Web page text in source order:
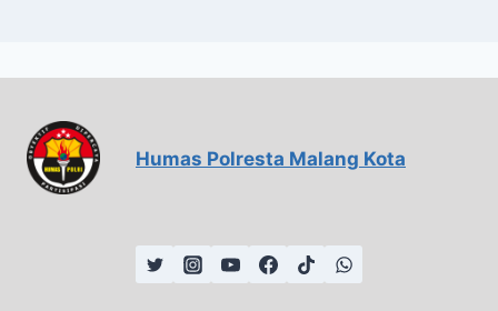
Humas Polresta Malang Kota